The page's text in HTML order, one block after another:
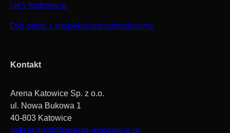
GKS Katowice
Dla osób z niepełnosprawnościami
Kontakt
Arena Katowice Sp. z o.o.
ul. Nowa Bukowa 1
40-803 Katowice
sekretariat@arena-katowice.pl